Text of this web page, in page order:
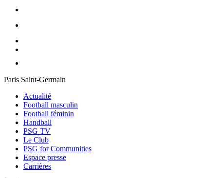
Paris Saint-Germain
Actualité
Football masculin
Football féminin
Handball
PSG TV
Le Club
PSG for Communities
Espace presse
Carrières